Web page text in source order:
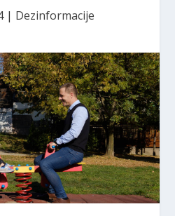
| Dezinformacije